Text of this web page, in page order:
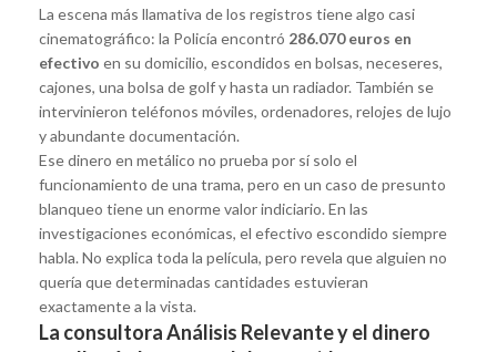
La escena más llamativa de los registros tiene algo casi
cinematográfico: la Policía encontró 286.070 euros en
efectivo en su domicilio, escondidos en bolsas, neceseres,
cajones, una bolsa de golf y hasta un radiador. También se
intervinieron teléfonos móviles, ordenadores, relojes de lujo
y abundante documentación.
Ese dinero en metálico no prueba por sí solo el
funcionamiento de una trama, pero en un caso de presunto
blanqueo tiene un enorme valor indiciario. En las
investigaciones económicas, el efectivo escondido siempre
habla. No explica toda la película, pero revela que alguien no
quería que determinadas cantidades estuvieran
exactamente a la vista.
La consultora Análisis Relevante y el dinero